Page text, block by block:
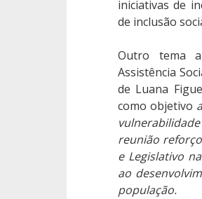
iniciativas de
de inclusão
Outro tema
Assistência
de Luana
como objetivo
reunião
e Legislativo
ao
população.